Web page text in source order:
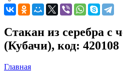
Стакан из серебра с
(Кубачи), код: 420108
Главная